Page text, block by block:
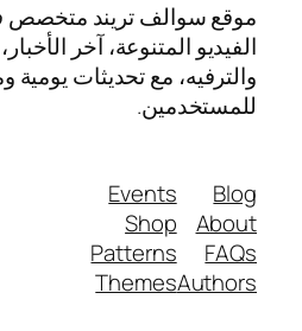
موقع سوالف تريند
الفيديو المتنوعة، آخر
والترفيه، مع تحديثات
للمستخدمين.
Blog
About
FAQs
Authors
Events
Shop
Patterns
Themes